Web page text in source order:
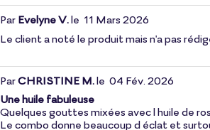
Par Evelyne V.le 11 Mars 2026
Le client a noté le produit mais n'a pas
ParCHRISTINE M.le 04 Fév. 2026
Une huile fabuleuse
Quelques gouttes mixées avec l huile de
Le combo donne beaucoup d éclat et